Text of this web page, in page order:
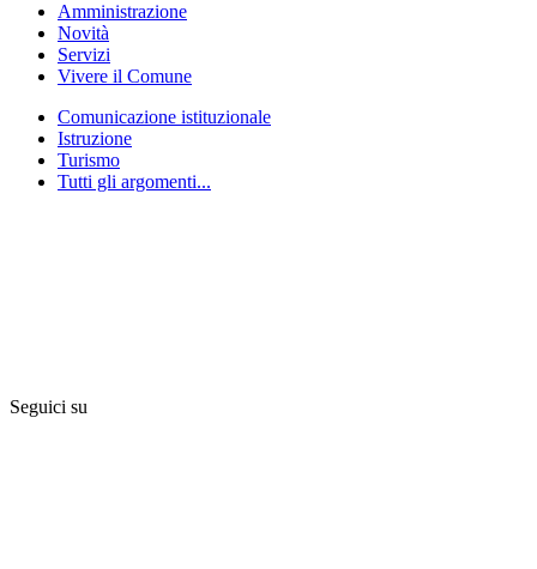
Amministrazione
Novità
Servizi
Vivere il Comune
Comunicazione istituzionale
Istruzione
Turismo
Tutti gli argomenti...
Seguici su